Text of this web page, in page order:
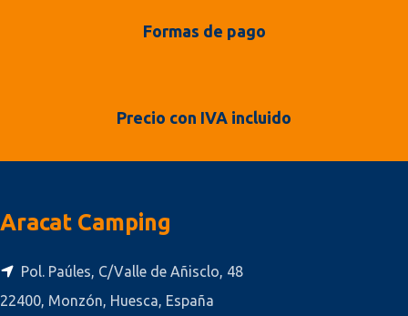
Formas de pago
Precio con IVA incluido
Aracat Camping
Pol. Paúles, C/Valle de Añisclo, 48
22400, Monzón, Huesca, España